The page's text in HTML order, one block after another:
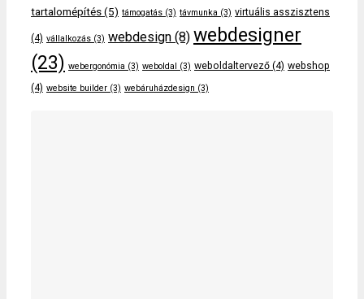
tartalomépítés(5) támogatás (3) távmunka (3) virtuális asszisztens
(4) vállalkozás (3) webdesign (8) webdesigner
(23) webergonómia (3) weboldal (3) weboldaltervező (4) webshop
(4) website builder (3) webáruházdesign (3)